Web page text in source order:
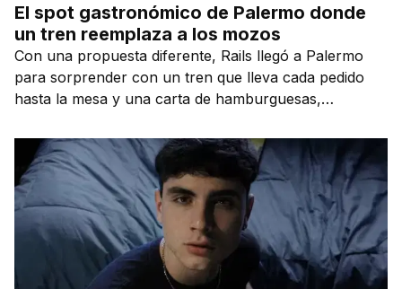
El spot gastronómico de Palermo donde
un tren reemplaza a los mozos
Con una propuesta diferente, Rails llegó a Palermo
para sorprender con un tren que lleva cada pedido
hasta la mesa y una carta de hamburguesas,